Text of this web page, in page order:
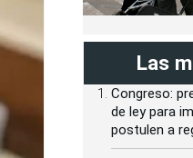
Las
Congreso:
de ley para
postulen a